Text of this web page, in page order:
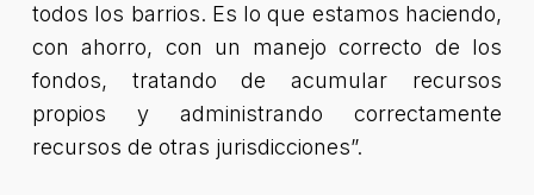
todos los barrios. Es lo que estamos haciendo,
con ahorro, con un manejo correcto de los
fondos, tratando de acumular recursos
propios y administrando correctamente
recursos de otras jurisdicciones”.